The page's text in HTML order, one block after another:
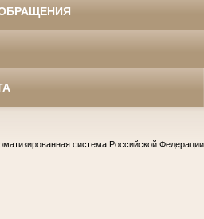
система Российской